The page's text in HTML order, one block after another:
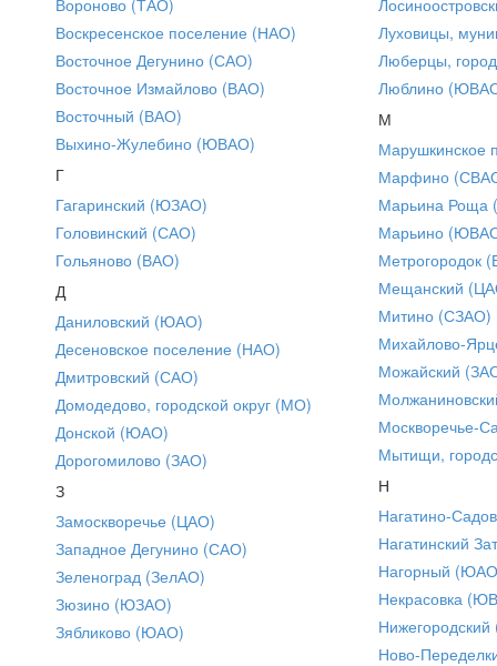
Воскресенское поселение (НАО)
Восточное Дегунино (САО)
Восточное Измайлово (ВАО)
Восточный (ВАО)
Выхино-Жулебино (ЮВАО)
Г
Гагаринский (ЮЗАО)
Головинский (САО)
Гольяново (ВАО)
Д
Даниловский (ЮАО)
Десеновское поселение (НАО)
Дмитровский (САО)
Домодедово, городской округ (МО)
Донской (ЮАО)
Дорогомилово (ЗАО)
З
Замоскворечье (ЦАО)
Западное Дегунино (САО)
Зеленоград (ЗелАО)
Зюзино (ЮЗАО)
Зябликово (ЮАО)
Луховицы,
Люберцы,
Люблино
М
Марушкинское
Марфино
Марьина Роща
Марьино
Метрогородок
Мещанский
Митино (СЗАО)
Михайлово-
Можайский
Москворечье-
Мытищи,
Н
Нагатино-
Нагатинский
Нагорный
Некрасовка
Ново-